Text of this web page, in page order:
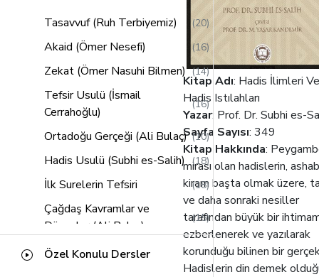
Saffat Suresi (13)
Lokman Suresi (11)
Sebe Suresi (12)
Zumer Suresi (16)
Müddessir Suresi (2)
Al-i İmran Suresi (58)
(2)
(2)
Mü'min Suresi (20)
(23)
Tasavvuf (Ruh Terbiyemiz)
(20)
Akaid (Ömer Nesefi) (16)
Zekat (Ömer Nasuhi Bilmen) (14)
Tefsir Usulü (İsmail
Cerrahoğlu)
(16)
Ortadoğu Gerçeği (Ali Bulaç) (10)
Hadis Usulü (Subhi es-Salih) (18)
İlk Surelerin Tefsiri (18)
Çağdaş Kavramlar ve
Düzenler (Ali Bulaç)
(15)
Yoldaki İşaretler (Seyyid
(12)
Özel Konulu Dersler
Kitap Adı: Hadis İlimleri Ve
Hadis Istılahları
Yazar: Prof. Dr. Subhi es-
Sayfa Sayısı: 349
Kitap Hakkında:
mirası olan hadislerin,
kiram başta olmak üzere,
ve daha sonraki nesiller
tarafından büyük bir
ezberlenerek ve yazılarak
korunduğu bilinen bir
Hadislerin din demek